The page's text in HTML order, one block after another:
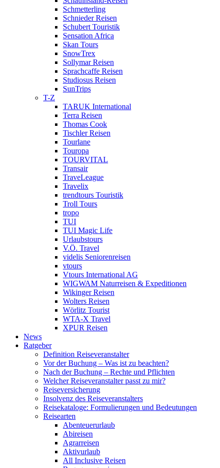
Schmetterling
Schnieder Reisen
Schubert Touristik
Sensation Africa
Skan Tours
SnowTrex
Sollymar Reisen
Sprachcaffe Reisen
Studiosus Reisen
SunTrips
T-Z
TARUK International
Terra Reisen
Thomas Cook
Tischler Reisen
Tourlane
Touropa
TOURVITAL
Transair
TraveLeague
Travelix
trendtours Touristik
Troll Tours
tropo
TUI
TUI Magic Life
Urlaubstours
V.Ö. Travel
videlis Seniorenreisen
vtours
Vtours International AG
WIGWAM Naturreisen & Expeditionen
Wikinger Reisen
Wolters Reisen
Wörlitz Tourist
WTA-X Travel
XPUR Reisen
News
Ratgeber
Definition Reiseveranstalter
Vor der Buchung – Was ist zu beachten?
Nach der Buchung – Rechte und Pflichten
Welcher Reiseveranstalter passt zu mir?
Reiseversicherung
Insolvenz des Reiseveranstalters
Reisekataloge: Formulierungen und Bedeutungen
Reisearten
Abenteuerurlaub
Abireisen
Agrarreisen
Aktivurlaub
All Inclusive Reisen